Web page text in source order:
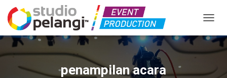
penampilan acara